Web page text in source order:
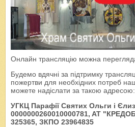
Онлайн трансляцію можна
Будемо вдячні за підтримку
пожертви для необхідних потреб
можете надіслати за такою адресою:
УГКЦ Парафії Святих Ольги і
0000000260010000781, AT
325365, ЗКПО 23964835